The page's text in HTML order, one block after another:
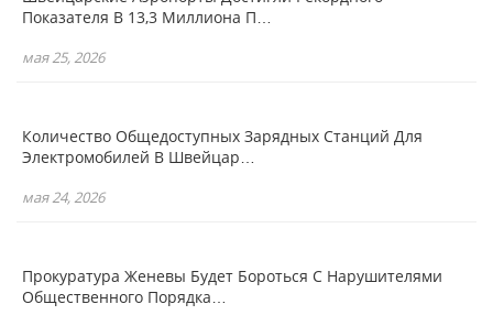
Показателя В 13,3 Миллиона П…
мая 25, 2026
Количество Общедоступных Зарядных Станций Для
Электромобилей В Швейцар…
мая 24, 2026
Прокуратура Женевы Будет Бороться С Нарушителями
Общественного Порядка…